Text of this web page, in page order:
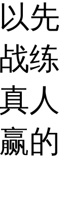
先
练
人
的